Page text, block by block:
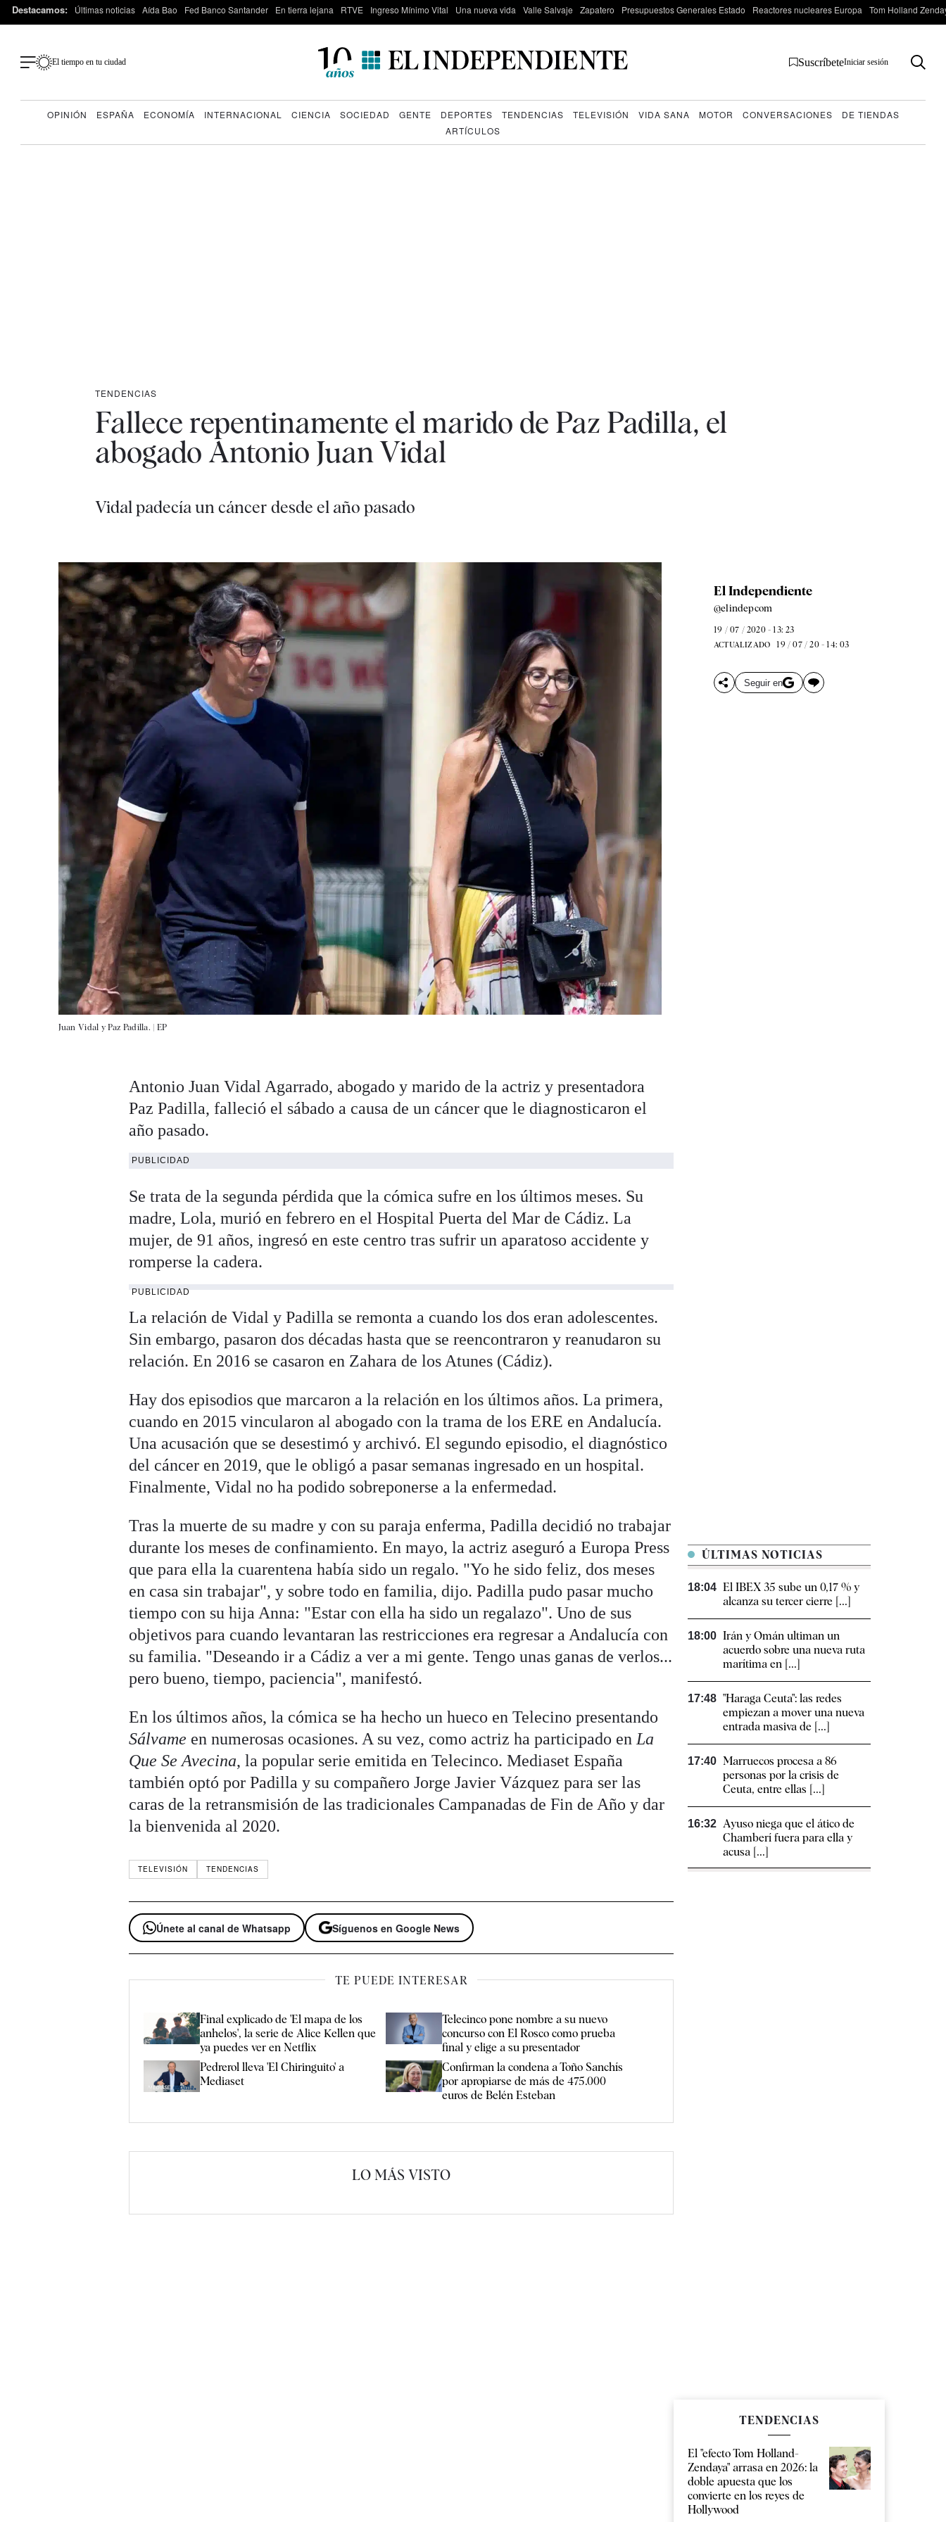
Destacamos: Últimas noticias Aída Bao Fed Banco Santander En tierra lejana RTVE Ingreso Mínimo Vital Una nueva vida Valle Salvaje Zapatero Presupuestos Generales Estado Reactores nucleares Europa Tom Holland
El tiempo en tu ciudad SuscríbeteIniciar sesión
OPINIÓN ESPAÑA ECONOMÍA INTERNACIONAL CIENCIA SOCIEDAD GENTE DEPORTES TENDENCIAS TELEVISIÓN VIDA SANA MOTOR CONVERSACIONES
DE TIENDAS
ARTÍCULOS
TENDENCIAS
Fallece repentinamente el marido de Paz Padilla, el
abogado Antonio Juan Vidal
Vidal padecía un cáncer desde el año pasado
Juan Vidal y Paz Padilla. | EP
El Independiente
@elindepcom
19 / 07 / 2020 - 13: 23
ACTUALIZADO 19 / 07 / 20 - 14: 03
Seguir en
Antonio Juan Vidal Agarrado, abogado y marido de la actriz y presentadora
Paz Padilla, falleció el sábado a causa de un cáncer que le diagnosticaron el
año pasado.
PUBLICIDAD
Se trata de la segunda pérdida que la cómica sufre en los últimos meses. Su
madre, Lola, murió en febrero en el Hospital Puerta del Mar de Cádiz. La
mujer, de 91 años, ingresó en este centro tras sufrir un aparatoso accidente y
romperse la cadera.
PUBLICIDAD
La relación de Vidal y Padilla se remonta a cuando los dos eran adolescentes.
Sin embargo, pasaron dos décadas hasta que se reencontraron y reanudaron su
relación. En 2016 se casaron en Zahara de los Atunes (Cádiz).
Hay dos episodios que marcaron a la relación en los últimos años. La primera,
cuando en 2015 vincularon al abogado con la trama de los ERE en Andalucía.
Una acusación que se desestimó y archivó. El segundo episodio, el diagnóstico
del cáncer en 2019, que le obligó a pasar semanas ingresado en un hospital.
Finalmente, Vidal no ha podido sobreponerse a la enfermedad.
Tras la muerte de su madre y con su paraja enferma, Padilla decidió no trabajar
durante los meses de confinamiento. En mayo, la actriz aseguró a Europa Press
que para ella la cuarentena había sido un regalo. "Yo he sido feliz, dos meses
en casa sin trabajar", y sobre todo en familia, dijo. Padilla pudo pasar mucho
tiempo con su hija Anna: "Estar con ella ha sido un regalazo". Uno de sus
objetivos para cuando levantaran las restricciones era regresar a Andalucía con
su familia. "Deseando ir a Cádiz a ver a mi gente. Tengo unas ganas de verlos...
pero bueno, tiempo, paciencia", manifestó.
En los últimos años, la cómica se ha hecho un hueco en Telecino presentando
Sálvame en numerosas ocasiones. A su vez, como actriz ha participado en La
Que Se Avecina, la popular serie emitida en Telecinco. Mediaset España
también optó por Padilla y su compañero Jorge Javier Vázquez para ser las
caras de la retransmisión de las tradicionales Campanadas de Fin de Año y dar
la bienvenida al 2020.
TELEVISIÓN TENDENCIAS
Únete al canal de Whatsapp Síguenos en Google News
TE PUEDE INTERESAR
Final explicado de 'El mapa de los
anhelos', la serie de Alice Kellen que
ya puedes ver en Netflix
Telecinco pone nombre a su nuevo
concurso con El Rosco como prueba
final y elige a su presentador
Pedrerol lleva 'El Chiringuito' a
Mediaset
Confirman la condena a Toño Sanchís
por apropiarse de más de 475.000
euros de Belén Esteban
LO MÁS VISTO
ÚLTIMAS NOTICIAS
18:04 El IBEX 35 sube un 0,17 % y
alcanza su tercer cierre [...]
18:00 Irán y Omán ultiman un
acuerdo sobre una nueva ruta
marítima en [...]
17:48 "Haraga Ceuta": las redes
empiezan a mover una nueva
entrada masiva de [...]
17:40 Marruecos procesa a 86
personas por la crisis de
Ceuta, entre ellas [...]
16:32 Ayuso niega que el ático de
Chamberí fuera para ella y
acusa [...]
TENDENCIAS
El "efecto Tom Holland-
Zendaya" arrasa en 2026: la
doble apuesta que los
convierte en los reyes de
Hollywood